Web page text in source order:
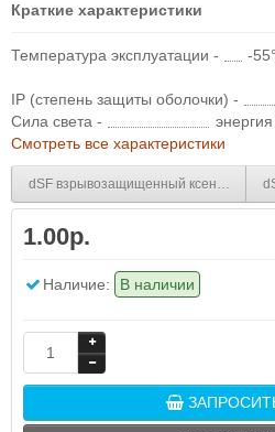
Краткие характеристики
Температура эксплуатации -
-
IP (степень защиты оболочки) -
Сила света -
Смотреть все характеристики
dSF взрывозащищенный ксеноновый
1.00р.
Наличие: В наличии